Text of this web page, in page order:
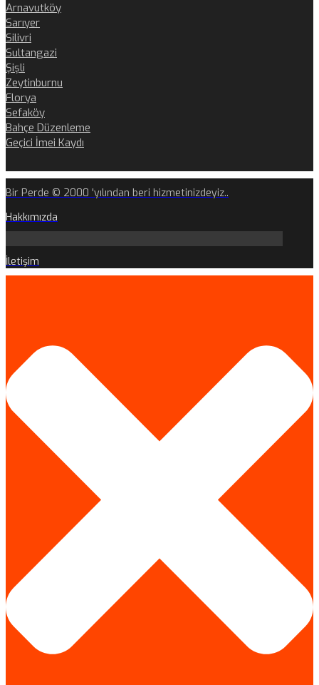
Arnavutköy
Sarıyer
Silivri
Sultangazi
Şişli
Zeytinburnu
Florya
Sefaköy
Bahçe Düzenleme
Geçici İmei Kaydı
Bir Perde © 2000 'yılından beri hizmetinizdeyiz..
Hakkımızda
İletişim